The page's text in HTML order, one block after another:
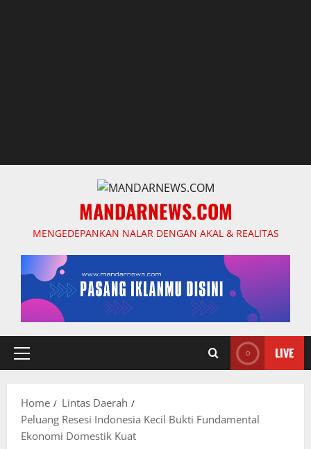
MANDARNEWS.COM
MENGEDEPANKAN NALAR DENGAN AKAL & REALITAS
Primary
LIVE
Home
Lintas Daerah
Peluang Resesi Indonesia Kecil Bukti Fundamental
Ekonomi Domestik Kuat